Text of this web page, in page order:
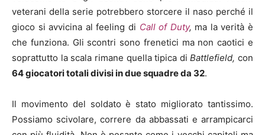
veterani della serie potrebbero storcere il naso perché il
gioco si avvicina al feeling di Call of Duty, ma la verità è
che funziona. Gli scontri sono frenetici ma non caotici e
soprattutto la scala rimane quella tipica diBattlefield, con
64 giocatori totali divisi in due squadre da 32.
Il movimento del soldato è stato migliorato tantissimo.
Possiamo scivolare, correre da abbassati e arrampicarci